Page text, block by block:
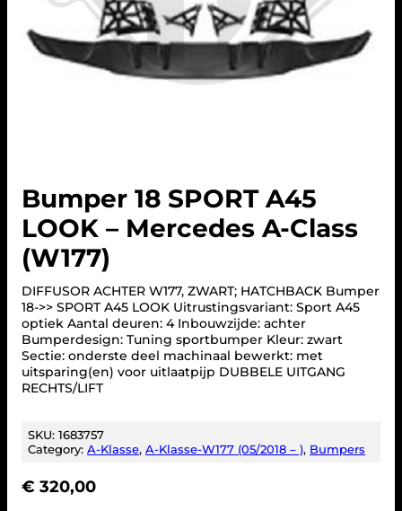
Bumper 18 SPORT A45
LOOK – Mercedes A-Class
(W177)
DIFFUSOR ACHTER W177, ZWART; HATCHBACK Bumper
18->> SPORT A45 LOOK Uitrustingsvariant: Sport A45
optiek Aantal deuren: 4 Inbouwzijde: achter
Bumperdesign: Tuning sportbumper Kleur: zwart
Sectie: onderste deel machinaal bewerkt: met
uitsparing(en) voor uitlaatpijp DUBBELE UITGANG
RECHTS/LIFT
SKU: 1683757
Category:A-Klasse, A-Klasse-W177 (05/2018 – ), Bumpers
€ 320,00